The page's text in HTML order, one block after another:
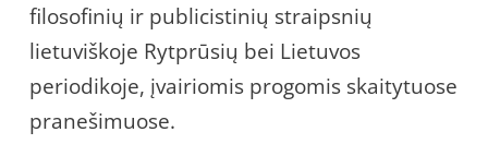
filosofinių ir publicistinių straipsnių
lietuviškoje Rytprūsių bei Lietuvos
periodikoje, įvairiomis progomis skaitytuose
pranešimuose.